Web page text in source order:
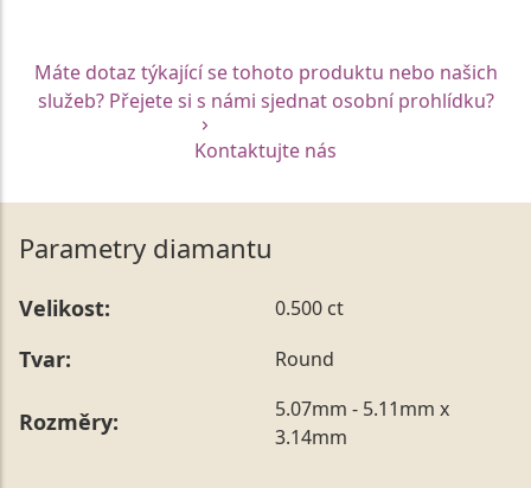
Máte dotaz týkající se tohoto produktu nebo našich
služeb? Přejete si s námi sjednat osobní prohlídku?
Kontaktujte nás
Parametry diamantu
Velikost: 0.500 ct
Tvar: Round
Rozměry:
5.07mm - 5.11mm x
3.14mm